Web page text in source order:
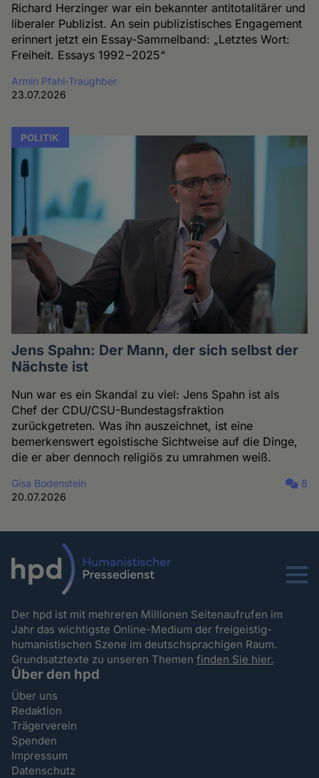
Richard Herzinger war ein bekannter antitotalitärer und
liberaler Publizist. An sein publizistisches Engagement
erinnert jetzt ein Essay-Sammelband: „Letztes Wort:
Freiheit. Essays 1992−2025“
Armin Pfahl-Traughber
23.07.2026
POLITIK
Jens Spahn: Der Mann, der sich selbst der
Nächste ist
Nun war es ein Skandal zu viel: Jens Spahn ist als
Chef der CDU/CSU-Bundestagsfraktion
zurückgetreten. Was ihn auszeichnet, ist eine
bemerkenswert egoistische Sichtweise auf die Dinge,
die er aber dennoch religiös zu umrahmen weiß.
Gisa Bodenstein
20.07.2026
8
Menu
Der hpd ist mit mehreren Millionen Seitenaufrufen im
Jahr das wichtigste Online-Medium der freigeistig-
humanistischen Szene im deutschsprachigen Raum.
Grundsatztexte zu unseren Themenfinden Sie hier.
Über den hpd
Über uns
Redaktion
Trägerverein
Spenden
Impressum
Datenschutz